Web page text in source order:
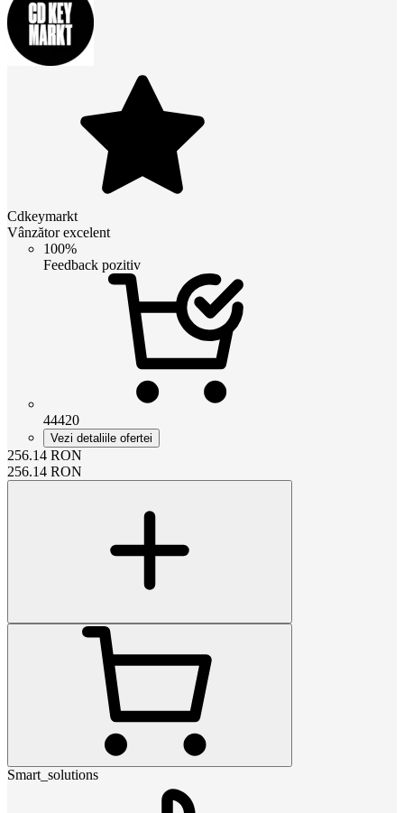
Cdkeymarkt
Vânzător excelent
100%
Feedback pozitiv
44420
Vezi detaliile ofertei
256.14 RON
256.14 RON
Smart_solutions